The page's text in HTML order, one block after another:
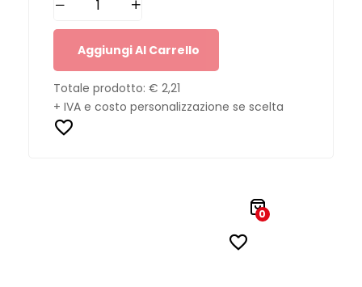
Aggiungi Al Carrello
Totale prodotto: € 2,21
+ IVA e costo personalizzazione se scelta
0